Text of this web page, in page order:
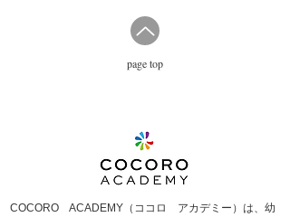
page top
COCORO ACADEMY（ココロ アカデミー）は、 幼